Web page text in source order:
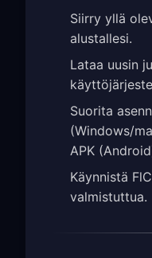
Siirry yllä
alustallesi.
Lataa uusin
Suorita
(Windows/
APK
Käynnistä
valmistuttua.